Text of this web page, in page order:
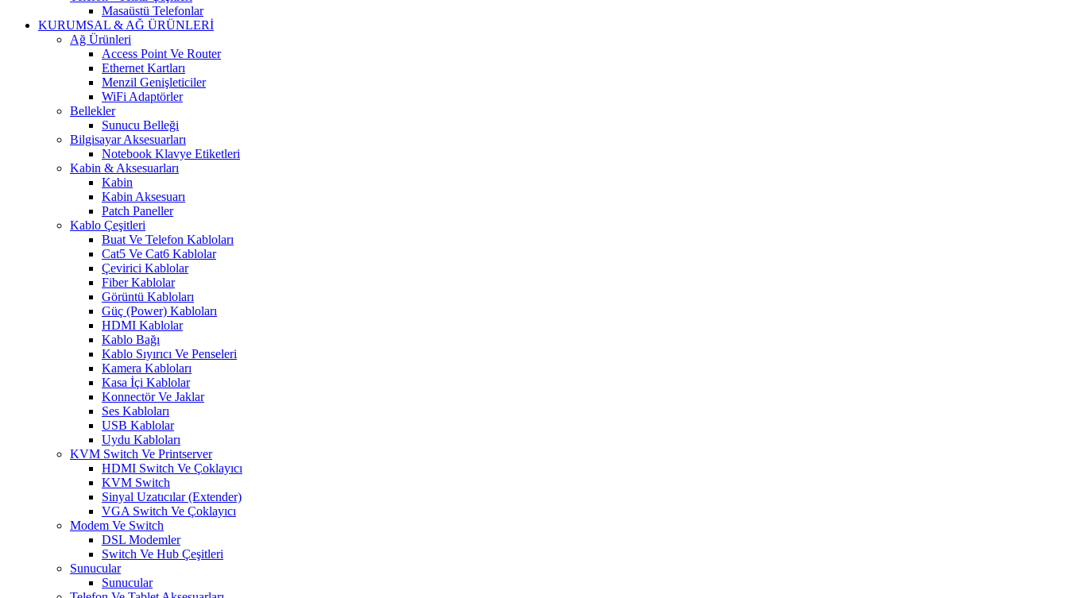
Masaüstü Telefonlar
KURUMSAL & AĞ ÜRÜNLERİ
Ağ Ürünleri
Access Point Ve Router
Ethernet Kartları
Menzil Genişleticiler
WiFi Adaptörler
Bellekler
Sunucu Belleği
Bilgisayar Aksesuarları
Notebook Klavye Etiketleri
Kabin & Aksesuarları
Kabin
Kabin Aksesuarı
Patch Paneller
Kablo Çeşitleri
Buat Ve Telefon Kabloları
Cat5 Ve Cat6 Kablolar
Çevirici Kablolar
Fiber Kablolar
Görüntü Kabloları
Güç (Power) Kabloları
HDMI Kablolar
Kablo Bağı
Kablo Sıyırıcı Ve Penseleri
Kamera Kabloları
Kasa İçi Kablolar
Konnectör Ve Jaklar
Ses Kabloları
USB Kablolar
Uydu Kabloları
KVM Switch Ve Printserver
HDMI Switch Ve Çoklayıcı
KVM Switch
Sinyal Uzatıcılar (Extender)
VGA Switch Ve Çoklayıcı
Modem Ve Switch
DSL Modemler
Switch Ve Hub Çeşitleri
Sunucular
Sunucular